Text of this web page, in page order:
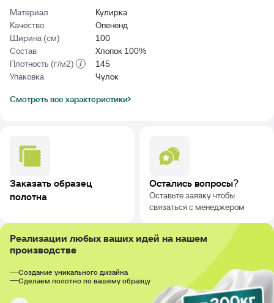
Материал
Кулирка
Качество
Опененд
Ширина (см)
100
Состав
Хлопок 100%
Плотность (г/м2)
145
Упаковка
Чулок
Смотреть все характеристики
Заказать образец
полотна
Остались вопросы?
Оставьте заявку чтобы
связаться с менеджером
Реализации любых ваших идей на нашем
производстве
Создание уникального дизайна
Сделаем полотно по вашему образцу